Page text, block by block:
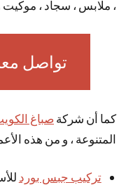
، ملابس ، سجاد ، موكيت
تواصل معنا
كما أن شركة صباغ
المتنوعة ، و من هذه
تركيب جبس بورد